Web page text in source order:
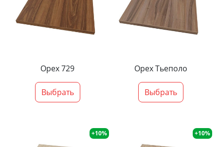
Орех 729
Выбрать
Орех Тьеполо
Выбрать
+10% +10%